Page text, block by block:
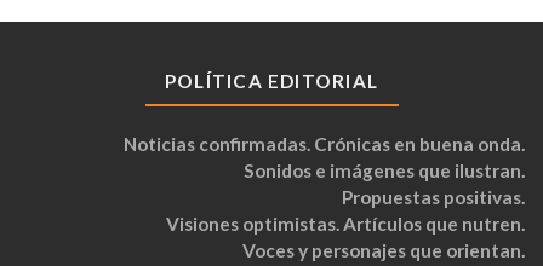
POLÍTICA EDITORIAL
Noticias confirmadas. Crónicas en buena onda.
Sonidos e imágenes que ilustran.
Propuestas positivas.
Visiones optimistas. Artículos que nutren.
Voces y personajes que orientan.